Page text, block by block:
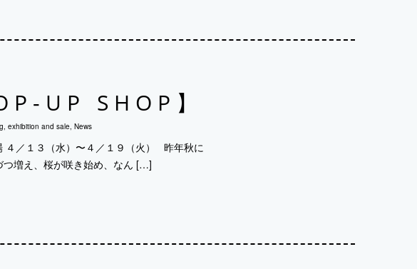
UP SHOP】
, exhibition and sale, News
４／１３（水）〜４／１９（火） 昨年秋に
つ増え、桜が咲き始め、なん […]